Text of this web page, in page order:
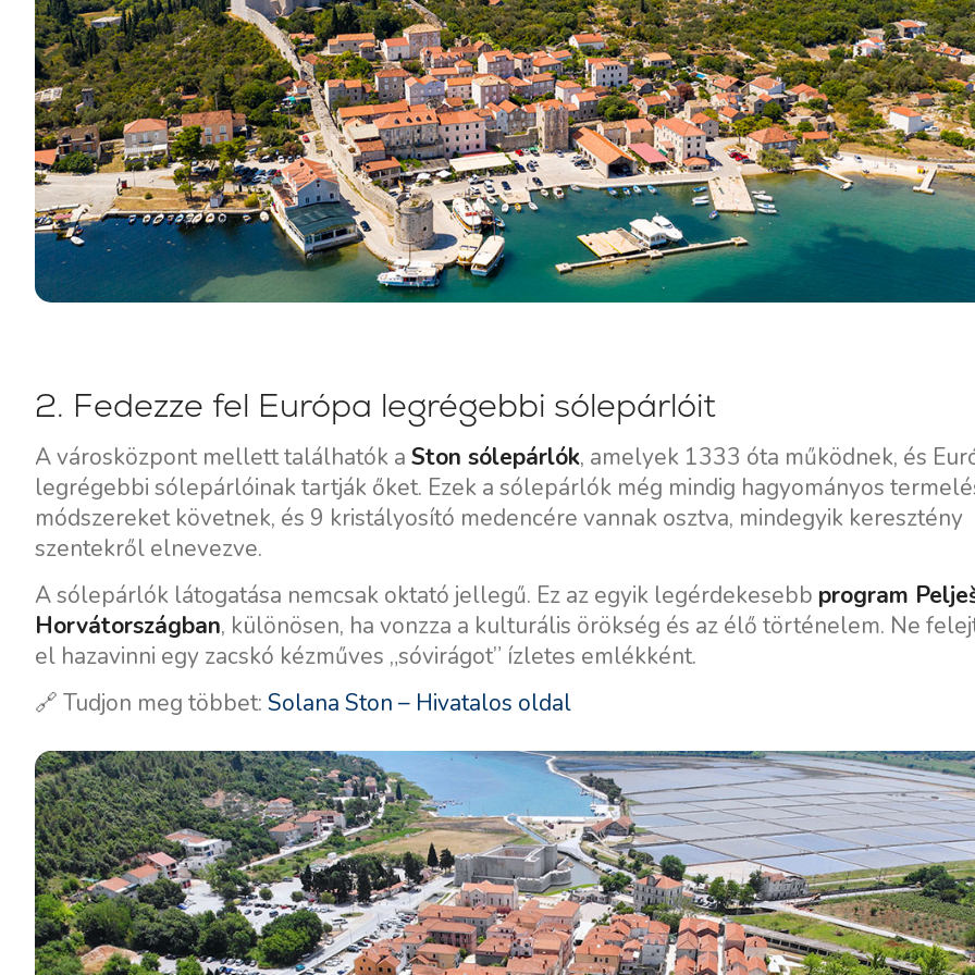
2. Fedezze fel Európa legrégebbi sólepárlóit
A városközpont mellett találhatók a Ston sólepárlók, amelyek 1333 óta működnek, és
legrégebbi sólepárlóinak tartják őket. Ezek a sólepárlók még mindig hagyományos
módszereket követnek, és 9 kristályosító medencére vannak osztva, mindegyik keresztény
szentekről elnevezve.
A sólepárlók látogatása nemcsak oktató jellegű. Ez az egyik legérdekesebb program
Horvátországban, különösen, ha vonzza a kulturális örökség és az élő történelem. Ne
el hazavinni egy zacskó kézműves „sóvirágot” ízletes emlékként.
🔗 Tudjon meg többet: Solana Ston – Hivatalos oldal